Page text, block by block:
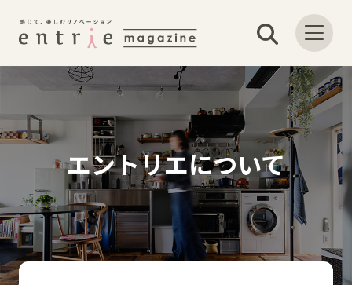
エントリエについて